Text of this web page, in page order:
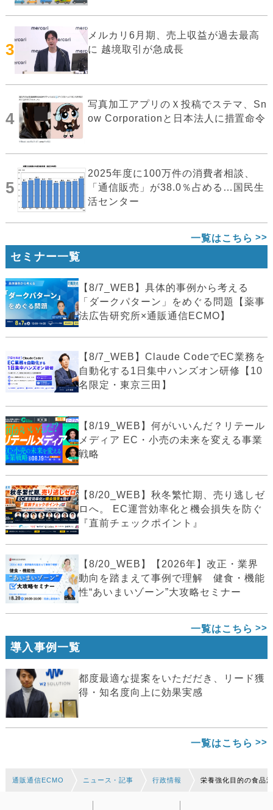
3
メルカリ6月期、売上収益が過去最高
に 越境取引が急成長
4
写真加工アプリのＸ投稿でステマ、Sn
ow Corporationと日本法人に措置命令
5
2025年度に100万件の消費者相談、
「通信販売」が38.0％占める…国民生
活センター
一覧はこちら
セミナー一覧
【8/7_WEB】具体的事例から考える
「ダークパターン」をめぐる問題【薬事
法広告研究所×通販通信ECMO】
【8/7_WEB】Claude CodeでEC業務を
自動化する1日集中ハンズオン研修【10
名限定・東京三田】
【8/19_WEB】何がいいんだ？リテール
メディア EC・小売の未来を変える事業
戦略
【8/20_WEB】秋冬繁忙期、売り逃しゼ
ロへ。 EC運営効率化と機会損失を防ぐ
『直前チェックポイント』
【8/20_WEB】【2026年】改正・業界
動向を踏まえて事例で理解 健食・機能
性“あいまいゾーン”大攻略セミナー
一覧はこちら
導入事例一覧
都度最適な提案をいただだき、リード獲
得・知名度向上に効果実感
一覧はこちら
通販通信ECMO ニュース・記事 行政情報 栄養強化目的の食品